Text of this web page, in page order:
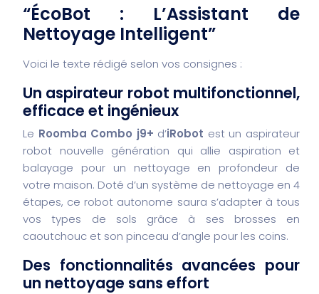
“ÉcoBot : L’Assistant de
Nettoyage Intelligent”
Voici le texte rédigé selon vos consignes :
Un aspirateur robot multifonctionnel,
efficace et ingénieux
Le Roomba Combo j9+ d’iRobot est un aspirateur
robot nouvelle génération qui allie aspiration et
balayage pour un nettoyage en profondeur de
votre maison. Doté d’un système de nettoyage en 4
étapes, ce robot autonome saura s’adapter à tous
vos types de sols grâce à ses brosses en
caoutchouc et son pinceau d’angle pour les coins.
Des fonctionnalités avancées pour
un nettoyage sans effort